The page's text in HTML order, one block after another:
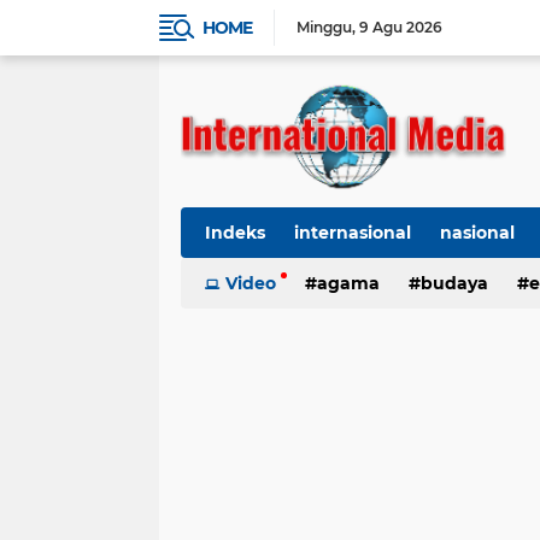
HOME Minggu 9 Agu 2026
Indeks internasional nasional
Ekbis TNI-Polri Organisasi
Video agama budaya